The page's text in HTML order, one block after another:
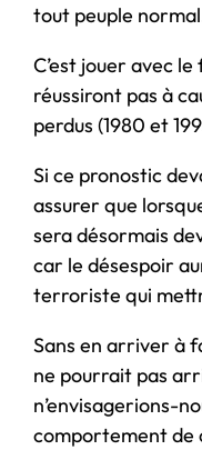
tout peuple
C’est jouer avec le
réussiront pas à
perdus (1980 et
Si ce pronostic
assurer que
sera désormais
car le désespoir
terroriste qui
Sans en arriver à
ne pourrait pas
n’envisagerions-
comportement de